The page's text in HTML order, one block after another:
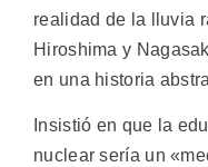
realidad de la lluvia
Hiroshima y
en una historia
Insistió en que la
nuclear sería un